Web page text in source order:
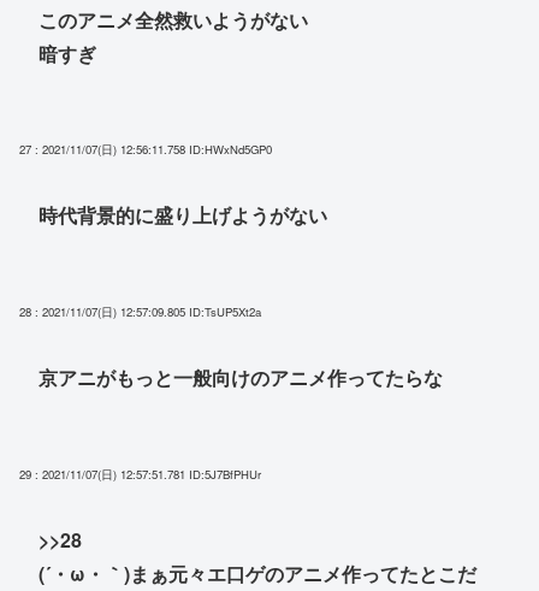
このアニメ全然救いようがない
暗すぎ
27 : 2021/11/07(日) 12:56:11.758 ID:HWxNd5GP0
時代背景的に盛り上げようがない
28 : 2021/11/07(日) 12:57:09.805 ID:TsUP5Xt2a
京アニがもっと一般向けのアニメ作ってたらな
29 : 2021/11/07(日) 12:57:51.781 ID:5J7BfPHUr
>>28
(´・ω・｀)まぁ元々エ口ゲのアニメ作ってたとこだ